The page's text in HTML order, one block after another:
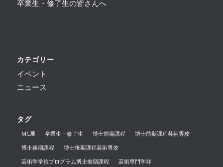
卒業生・修了生の皆さんへ
カテゴリー
イベント
ニュース
タグ
MC展 卒業生・修了生 博士前期課程
博士前期課程芸術専攻
博士後期課程
博士後期課程芸術専攻
芸術学学位プログラム博士前期課程
芸術専門学群